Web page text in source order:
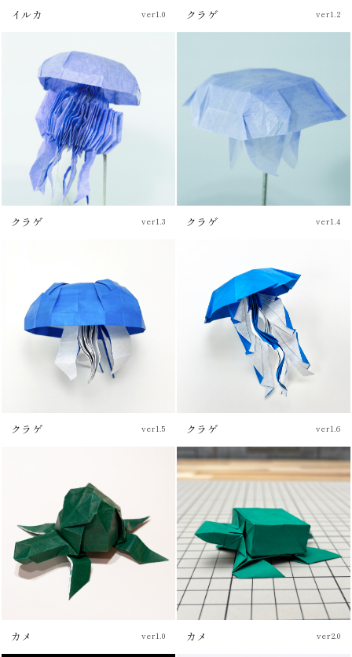
イルカ ver1.0 クラゲ ver1.2
クラゲ ver1.3 クラゲ ver1.4
クラゲ
ver1.5
チュートリアル
クラゲ ver1.6
カメ
ver1.0
カメ ver2.0